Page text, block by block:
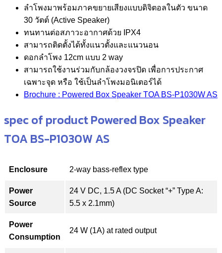
ลำโพงมาพร้อมภาคขยายเสียงแบบดิจิตอลในตัว ขนาด
30 วัตต์ (Active Speaker)
ทนทานต่อสภาวะอากาศด้วย IPX4
สามารถติดตั้งได้ทั้งแนวตั้งและแนวนอน
ดอกลำโพง 12cm แบบ 2 way
สามารถใช้งานร่วมกับกล้องวงจรปิด เพื่อการประกาศ
เฉพาะจุด หรือ ใช้เป็นลำโพงมอนิเตอร์ได้
Brochure : Powered Box Speaker TOA BS-P1030W AS
spec of product Powered Box Speaker
TOA BS-P1030W AS
Enclosure 2-way bass-reflex type
Power
Source
24 V DC, 1.5 A (DC Socket “+” Type A:
5.5 x 2.1mm)
Power
Consumption
24 W (1A) at rated output